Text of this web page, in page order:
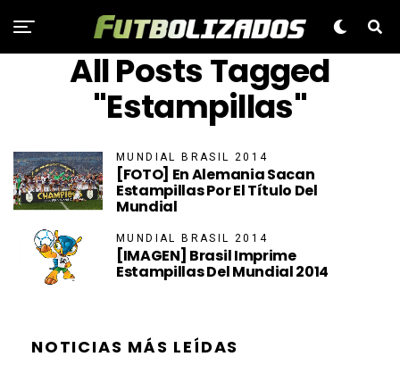
All Posts Tagged
"Estampillas"
MUNDIAL BRASIL 2014
[FOTO] En Alemania Sacan
Estampillas Por El Título Del
Mundial
MUNDIAL BRASIL 2014
[IMAGEN] Brasil Imprime
Estampillas Del Mundial 2014
NOTICIAS MÁS LEÍDAS